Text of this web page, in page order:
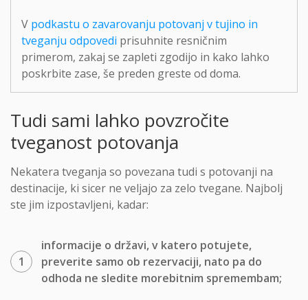
V podkastu o zavarovanju potovanj v tujino in
tveganju odpovedi prisuhnite resničnim
primerom, zakaj se zapleti zgodijo in kako lahko
poskrbite zase, še preden greste od doma.
Tudi sami lahko povzročite
tveganost potovanja
Nekatera tveganja so povezana tudi s potovanji na
destinacije, ki sicer ne veljajo za zelo tvegane. Najbolj
ste jim izpostavljeni, kadar:
informacije o državi, v katero potujete,
preverite samo ob rezervaciji, nato pa do
odhoda ne sledite morebitnim spremembam;